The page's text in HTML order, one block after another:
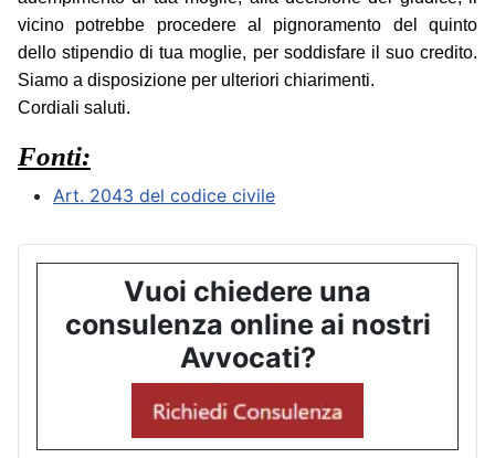
vicino potrebbe procedere al pignoramento del quinto
dello stipendio di tua moglie, per soddisfare il suo credito.
Siamo a disposizione per ulteriori chiarimenti.
Cordiali saluti.
Fonti:
Art. 2043 del codice civile
Vuoi chiedere una
consulenza online ai nostri
Avvocati?